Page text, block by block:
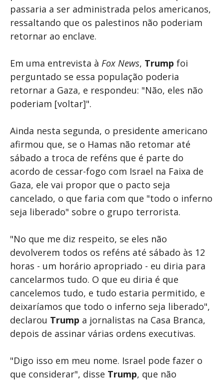
passaria a ser administrada pelos americanos,
ressaltando que os palestinos não poderiam
retornar ao enclave.
Em uma entrevista à Fox News, Trump foi
perguntado se essa população poderia
retornar a Gaza, e respondeu: "Não, eles não
poderiam [voltar]".
Ainda nesta segunda, o presidente americano
afirmou que, se o Hamas não retomar até
sábado a troca de reféns que é parte do
acordo de cessar-fogo com Israel na Faixa de
Gaza, ele vai propor que o pacto seja
cancelado, o que faria com que "todo o inferno
seja liberado" sobre o grupo terrorista.
"No que me diz respeito, se eles não
devolverem todos os reféns até sábado às 12
horas - um horário apropriado - eu diria para
cancelarmos tudo. O que eu diria é que
cancelemos tudo, e tudo estaria permitido, e
deixaríamos que todo o inferno seja liberado",
declarou Trump a jornalistas na Casa Branca,
depois de assinar várias ordens executivas.
"Digo isso em meu nome. Israel pode fazer o
que considerar", disse Trump, que não